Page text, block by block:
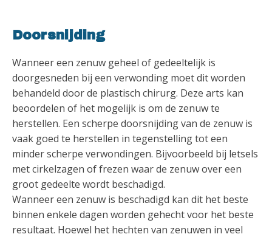
Doorsnijding
Wanneer een zenuw geheel of gedeeltelijk is
doorgesneden bij een verwonding moet dit worden
behandeld door de plastisch chirurg. Deze arts kan
beoordelen of het mogelijk is om de zenuw te
herstellen. Een scherpe doorsnijding van de zenuw is
vaak goed te herstellen in tegenstelling tot een
minder scherpe verwondingen. Bijvoorbeeld bij letsels
met cirkelzagen of frezen waar de zenuw over een
groot gedeelte wordt beschadigd.
Wanneer een zenuw is beschadigd kan dit het beste
binnen enkele dagen worden gehecht voor het beste
resultaat. Hoewel het hechten van zenuwen in veel